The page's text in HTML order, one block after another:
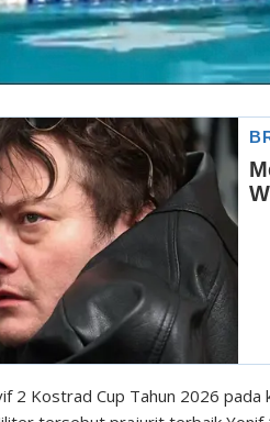
2 Kostrad Cup Tahun 2026